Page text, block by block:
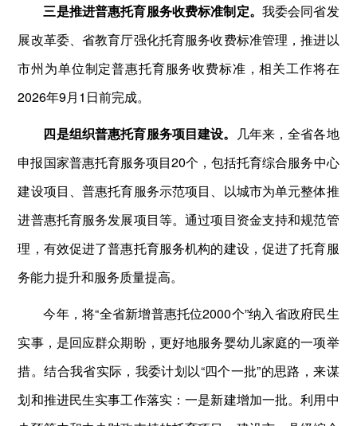
三是推进普惠托育服务收费标准制定。 我委会同省发
展改革委、省教育厅强化托育服务收费标准管理，推进以
市州为单位制定普惠托育服务收费标准，相关工作将在
2026年9月1日前完成。
四是组织普惠托育服务项目建设。 几年来，全省各地
申报国家普惠托育服务项目20个，包括托育综合服务中心
建设项目、普惠托育服务示范项目、以城市为单元整体推
进普惠托育服务发展项目等。通过项目资金支持和规范管
理，有效促进了普惠托育服务机构的建设，促进了托育服
务能力提升和服务质量提高。
今年，将“全省新增普惠托位2000个”纳入省政府民生
实事，是回应群众期盼，更好地服务婴幼儿家庭的一项举
措。结合我省实际，我委计划以“四个一批”的思路，来谋
划和推进民生实事工作落实：一是新建增加一批。利用中